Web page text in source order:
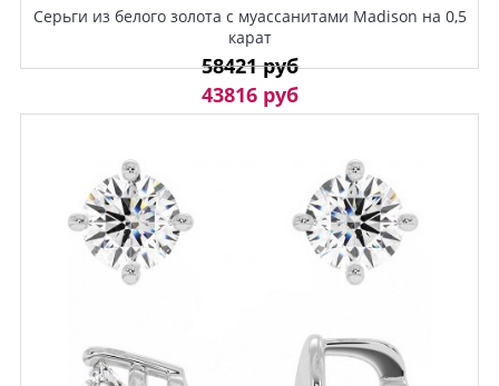
Серьги из белого золота с муассанитами Madison на 0,5
карат
58421 руб
43816 руб